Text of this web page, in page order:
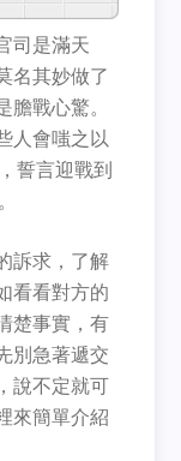
司是滿天
名其妙做了
膽戰心驚。
人會嗤之以
誓言迎戰到
訴求，了解
看看對方的
楚事實，有
別急著遞交
說不定就可
來簡單介紹